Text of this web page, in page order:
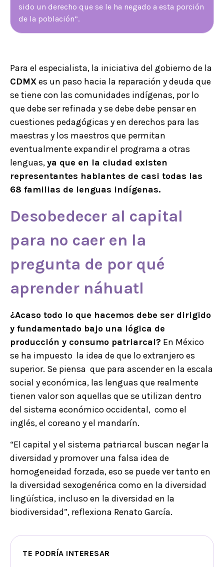
sido un derecho que se le ha negado a esta porción
de la población”.
Para el especialista, la iniciativa del gobierno de la
CDMXes un paso hacia la reparación y deuda que
se tiene con las comunidades indígenas, por lo
que debe ser refinada y se debe debe pensar en
cuestiones pedagógicas y en derechos para las
maestras y los maestros que permitan
eventualmente expandir el programa a otras
lenguas,ya que en la ciudad existen
representantes hablantes de casi todas las
68 familias de lenguas indígenas.
Desobedecer al capital
para no caer en la
pregunta de por qué
aprender náhuatl
¿Acaso todo lo que hacemos debe ser dirigido
y fundamentado bajo una lógica de
producción y consumo patriarcal? En México
se ha impuesto la idea de que lo extranjero es
superior. Se piensa que para ascender en la escala
social y económica, las lenguas que realmente
tienen valor son aquellas que se utilizan dentro
del sistema económico occidental, como el
inglés, el coreano y el mandarín.
“El capital y el sistema patriarcal buscan negar la
diversidad y promover una falsa idea de
homogeneidad forzada, eso se puede ver tanto en
la diversidad sexogenérica como en la diversidad
lingüística, incluso en la diversidad en la
biodiversidad”, reflexiona Renato García.
TE PODRÍA INTERESAR